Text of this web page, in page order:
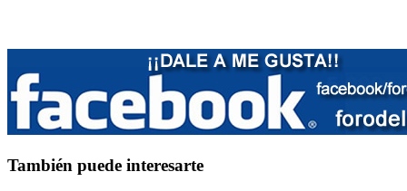
También puede interesarte